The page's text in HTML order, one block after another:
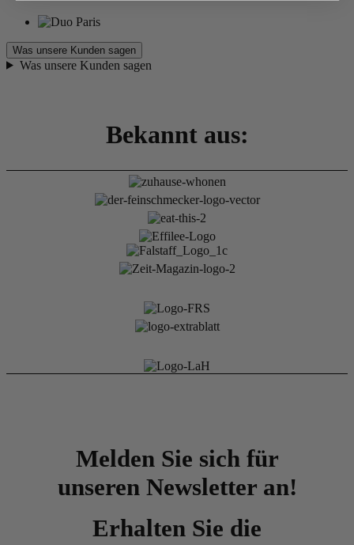
Was unsere Kunden sagen
Was unsere Kunden sagen
Bekannt aus:
Melden Sie sich für
unseren Newsletter an!
Erhalten Sie die